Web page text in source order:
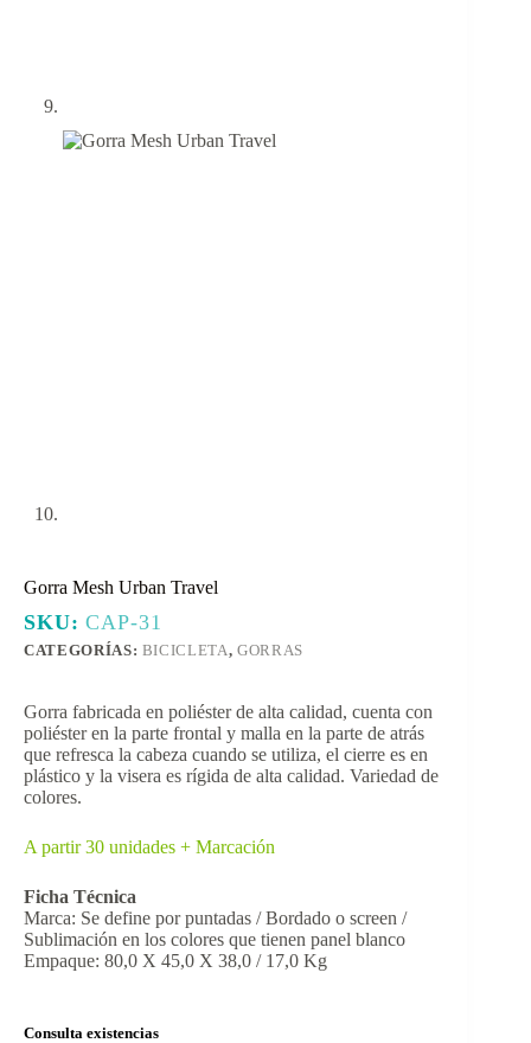
Gorra Mesh Urban Travel
SKU:CAP-31
CATEGORÍAS: BICICLETA, GORRAS
Gorra fabricada en poliéster de alta calidad, cuenta con
poliéster en la parte frontal y malla en la parte de atrás
que refresca la cabeza cuando se utiliza, el cierre es en
plástico y la visera es rígida de alta calidad. Variedad de
colores.
A partir 30 unidades + Marcación
Ficha Técnica
Marca: Se define por puntadas / Bordado o screen /
Sublimación en los colores que tienen panel blanco
Empaque: 80,0 X 45,0 X 38,0 / 17,0 Kg
Consulta existencias